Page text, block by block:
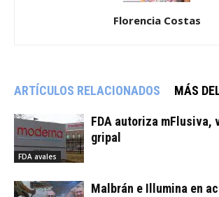
Florencia Costas
ARTÍCULOS RELACIONADOS MÁS
FDA avales
FDA autoriza mFlusiva,
gripal
Malbrán e Illumina en